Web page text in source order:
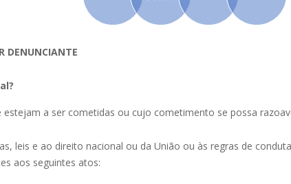
DENUNCIANTE
a ser cometidas ou cujo cometimento se possa
leis e ao direito nacional ou da União ou às regras de
aos seguintes atos: